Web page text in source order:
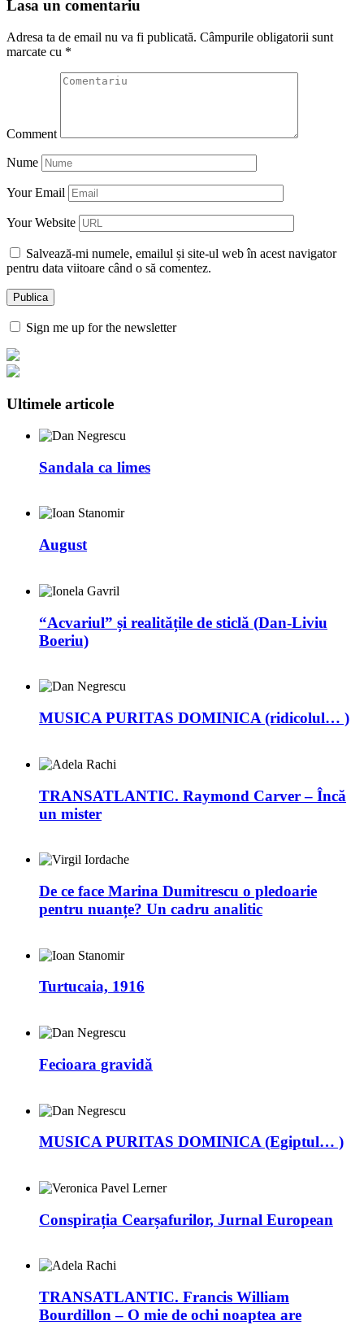
Lasa un comentariu
Adresa ta de email nu va fi publicată. Câmpurile obligatorii sunt
marcate cu *
Comment
Nume
Your Email
Your Website
Salvează-mi numele, emailul și site-ul web în acest navigator
pentru data viitoare când o să comentez.
Sign me up for the newsletter
Ultimele articole
Sandala ca limes
August
“Acvariul” și realitățile de sticlă (Dan-Liviu
Boeriu)
MUSICA PURITAS DOMINICA (ridicolul… )
TRANSATLANTIC. Raymond Carver – Încă
un mister
De ce face Marina Dumitrescu o pledoarie
pentru nuanțe? Un cadru analitic
Turtucaia, 1916
Fecioara gravidă
MUSICA PURITAS DOMINICA (Egiptul… )
Conspirația Cearșafurilor, Jurnal European
TRANSATLANTIC. Francis William
Bourdillon – O mie de ochi noaptea are